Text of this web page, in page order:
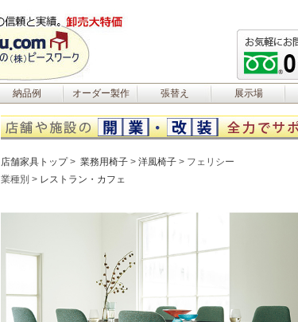
納品例 オーダー製作 張替え 展示場
店舗家具トップ 業務用椅子 洋風椅子
フェリシー
業種別
レストラン・カフェ